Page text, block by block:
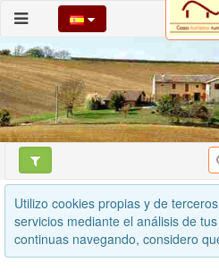
Utilizo cookies propias y de
servicios mediante el análisis de
continuas navegando, considero